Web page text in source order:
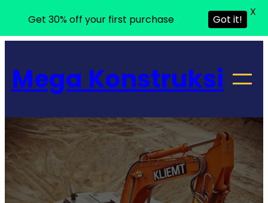
konten
Mega Konstruksi
Get 30% off your first purchase Got it!
X